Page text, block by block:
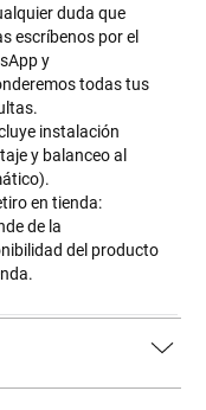
duda que
escríbenos por el
y
todas tus
instalación
y balanceo al
en tienda:
de la
del producto